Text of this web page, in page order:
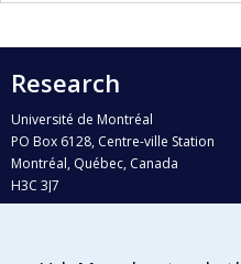
Research
Université de Montréal
PO Box 6128, Centre-ville Station
Montréal, Québec, Canada
H3C 3J7